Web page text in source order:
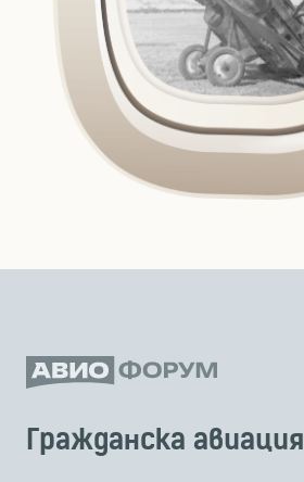
Гражданска авиация